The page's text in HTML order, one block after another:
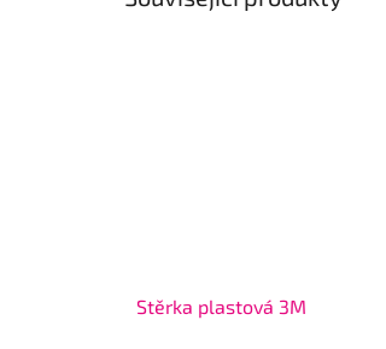
Stěrka plastová 3M